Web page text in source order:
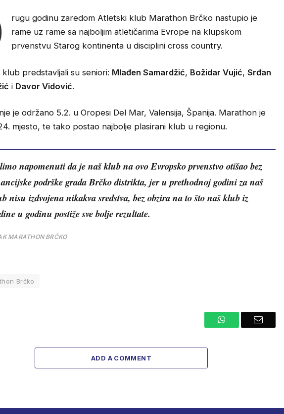
rugu godinu zaredom Atletski klub Marathon Brčko nastupio je
rame uz rame sa najboljim atletičarima Evrope na klupskom
prvenstvu Starog kontinenta u disciplini cross country.
klub predstavljali su seniori: Mlađen Samardžić, Božidar Vujić,Srđan
i Davor Vidović.
je održano 5.2. u Oropesi Del Mar, Valensija, Španija. Marathon je
mjesto, te tako postao najbolje plasirani klub u regionu.
napomenuti da je naš klub na ovo Evropsko prvenstvo otišao bez
podrške grada Brčko distrikta, jer u prethodnoj godini za naš
nisu izdvojena nikakva sredstva, bez obzira na to što naš klub iz
u godinu postiže sve bolje rezultate.
MARATHON BRČKO
Brčko
WhatsAppEmail
ADD A COMMENT